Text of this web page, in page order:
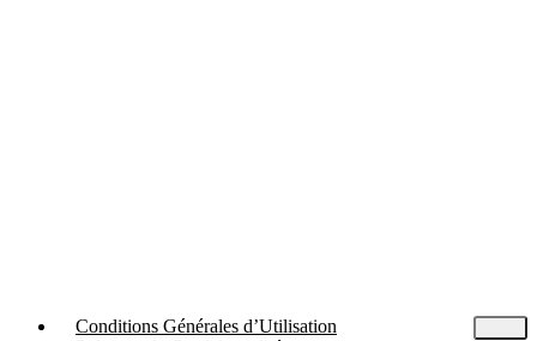
Conditions Générales d’Utilisation